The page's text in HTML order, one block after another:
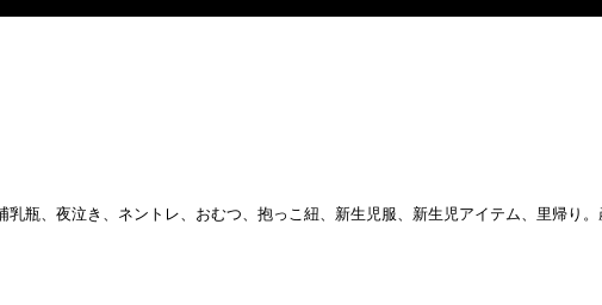
瓶、夜泣き、ネントレ、おむつ、抱っこ紐、新生児服、新生児アイテム、里帰り